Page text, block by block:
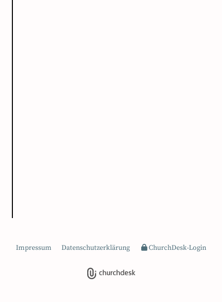
Impressum Datenschutzerklärung ChurchDesk-Login